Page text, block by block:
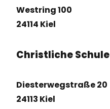
Westring 100
24114 Kiel
Christliche Schule
Diesterwegstraße 20
24113 Kiel